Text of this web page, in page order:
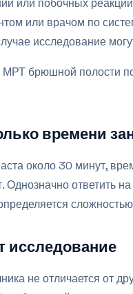
или побочных
или врачом по
исследование
МРТ брюшной полости
времени
около 30 минут,
Однозначно ответить
исследование
не отличается от